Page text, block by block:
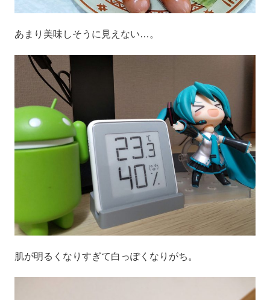
あまり美味しそうに見えない…。
肌が明るくなりすぎて白っぽくなりがち。